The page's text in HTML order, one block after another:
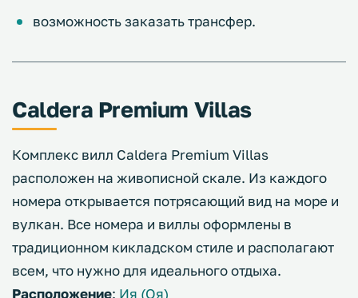
возможность заказать трансфер.
Caldera Premium Villas
Комплекс вилл Caldera Premium Villas
расположен на живописной скале. Из каждого
номера открывается потрясающий вид на море и
вулкан. Все номера и виллы оформлены в
традиционном кикладском стиле и располагают
всем, что нужно для идеального отдыха.
Расположение: Ия (Оя)